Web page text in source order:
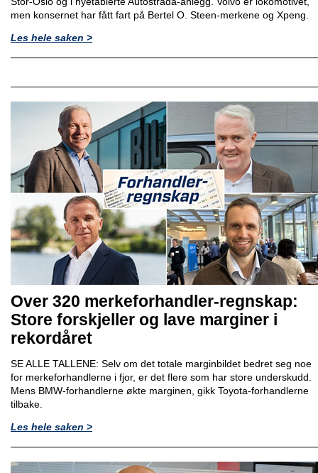
men konsernet har fått fart på Bertel O. Steen-merkene og Xpeng.
Les hele saken >
Over 320 merkeforhandler-regnskap:
Store forskjeller og lave marginer i
rekordåret
SE ALLE TALLENE: Selv om det totale marginbildet bedret seg noe
for merkeforhandlerne i fjor, er det flere som har store underskudd.
Mens BMW-forhandlerne økte marginen, gikk Toyota-forhandlerne
tilbake.
Les hele saken >